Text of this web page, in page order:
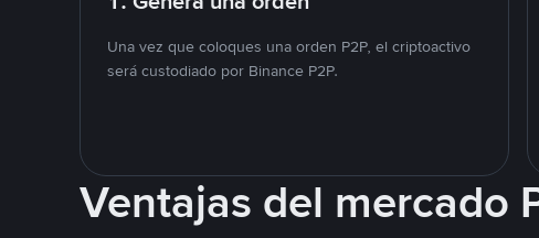
Una vez que coloques una orden P2P, el criptoactivo
será custodiado por Binance P2P.
Ventajas del mercado